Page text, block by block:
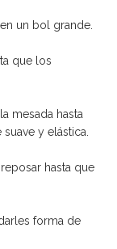
un bol grande.
que los
mesada hasta
y elástica.
hasta que
forma de